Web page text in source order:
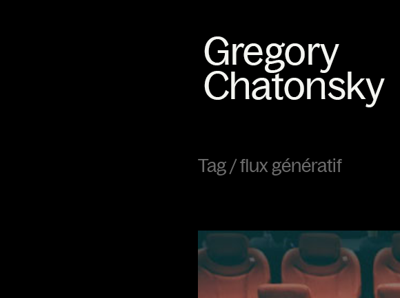
Tag /flux génératif